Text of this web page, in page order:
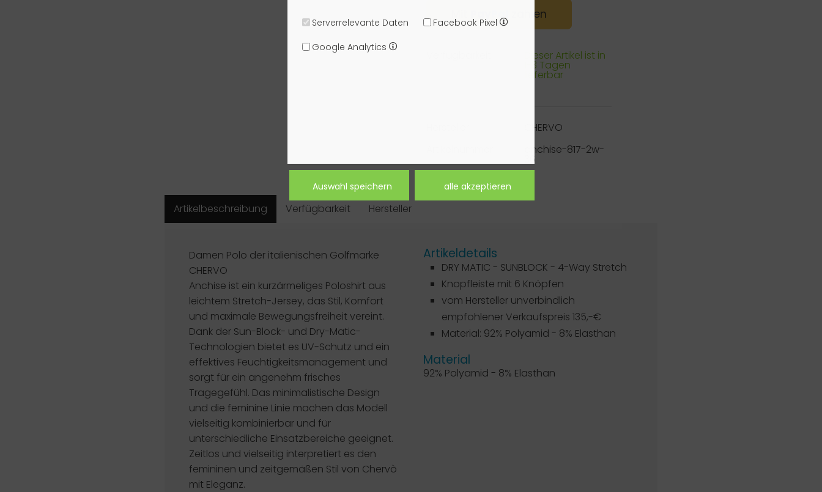
Serverrelevante Daten
Facebook Pixel
Google Analytics
Pal zahlen
Dieser Artikel ist in
1-3 Tagen
lieferbar
CHERVO
anchise-817-2w-
36
Artikelbeschreibung Verfügbarkeit Hersteller
Damen Polo der italienischen Golfmarke
CHERVO
Anchise ist ein kurzärmeliges Poloshirt aus
leichtem Stretch-Jersey, das Stil, Komfort
und maximale Bewegungsfreiheit vereint.
Dank der Sun-Block- und Dry-Matic-
Technologien bietet es UV-Schutz und ein
effektives Feuchtigkeitsmanagement und
sorgt für ein angenehm frisches
Tragegefühl. Das minimalistische Design
und die feminine Linie machen das Modell
vielseitig kombinierbar und für
unterschiedliche Einsatzbereiche geeignet.
Zeitlos und vielseitig interpretiert es den
femininen und zeitgemäßen Stil von Chervò
mit Eleganz.
Artikeldetails
DRY MATIC - SUNBLOCK - 4-Way Stretch
Knopfleiste mit 6 Knöpfen
vom Hersteller unverbindlich
empfohlener Verkaufspreis 135,-€
Material: 92% Polyamid - 8% Elasthan
Material
92% Polyamid - 8% Elasthan